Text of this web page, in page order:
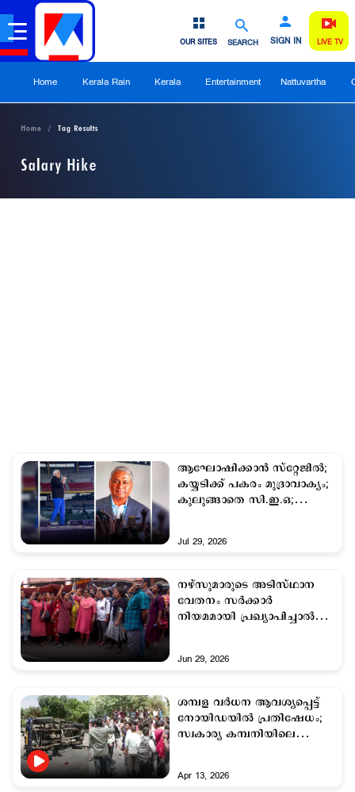
SEARCH SIGN IN
OUR SITES LIVE TV
Home Kerala Rain Kerala Entertainment Nattuvartha
Home Tag Results
Salary Hike
ആഘോഷിക്കാന്‍ സ്റ്റേജില്‍;
കയ്യടിക്ക് പകരം മുദ്രാവാക്യം;
കുലുങ്ങാതെ സി.ഇ.ഒ;
Jul 29, 2026
നഴ്സുമാരുടെ അടിസ്ഥാന
വേതനം സര്‍ക്കാര്‍
നിയമമായി പ്രഖ്യാപിച്ചാല്‍
Jun 29, 2026
ശമ്പള വര്‍ധന ആവശ്യപ്പെട്ട്
നോയിഡയില്‍ പ്രതിഷേധം;
സ്വകാര്യ കമ്പനിയിലെ
Apr 13, 2026